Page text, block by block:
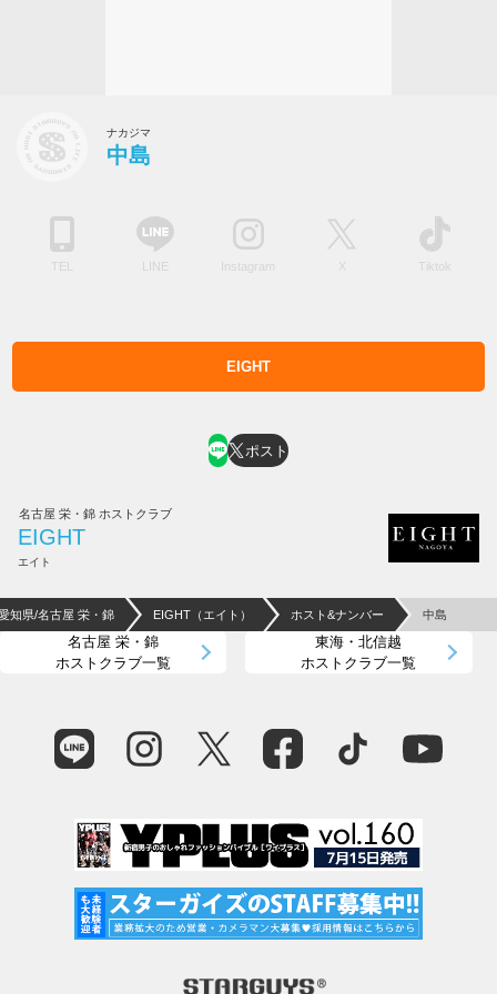
ナカジマ
中島
Instagram X Tiktok
EIGHT
ポスト
名古屋 栄・錦 ホストクラブ
EIGHT
エイト
知県/名古屋 栄・錦 EIGHT（エイト） ホスト&ナンバー 中島
名古屋 栄・錦
ホストクラブ一覧
東海・北信越
ホストクラブ一覧